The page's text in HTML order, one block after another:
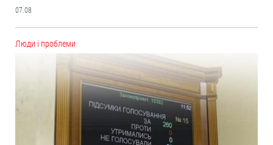
07.08
Люди і проблеми